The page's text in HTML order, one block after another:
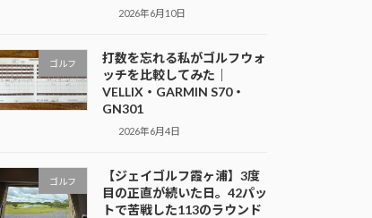
2026年6月10日
ゴルフ
打数を忘れる私がゴルフウォ
ッチを比較してみた｜
VELLIX・GARMIN S70・
GN301
2026年6月4日
ゴルフ
【ジェイゴルフ霞ヶ浦】3度
目の正直が続いた日。42パッ
トで苦戦した113のラウンド